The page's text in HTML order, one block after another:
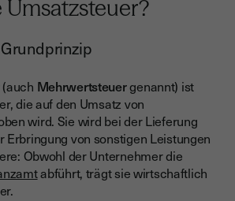
Umsatzsteuer?
(auch Mehrwertsteuergenannt) ist
die auf den Umsatz von
wird. Sie wird bei der Lieferung
Erbringung von sonstigen Leistungen
Obwohl der Unternehmer die
abführt, trägt sie wirtschaftlich